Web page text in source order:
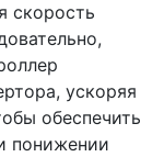
скорость
ускоряя
обеспечить
понижении